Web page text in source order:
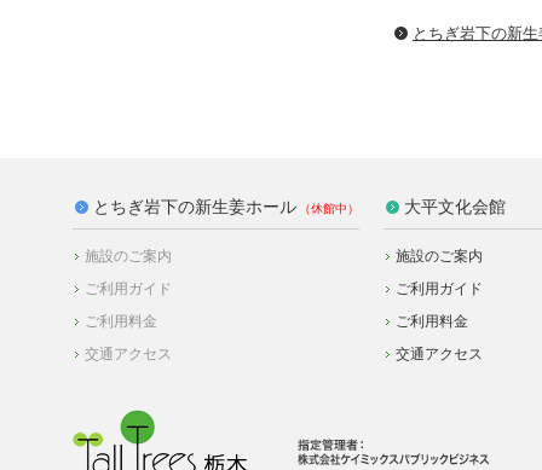
とちぎ岩下の新
とちぎ岩下の新生姜ホール
施設のご案内
ご利用ガイド
ご利用料金
交通アクセス
大平文化会館
施設のご案内
ご利用ガイド
ご利用料金
交通アクセス